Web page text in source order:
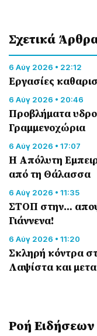
Σχετικά
6 Αύγ 2026 • 22:12
Εργασίες
6 Αύγ 2026 • 20:46
Προβλήματα
Γραμμενοχώρια
6 Αύγ 2026 • 17:07
Η Απόλυτη
από τη Θάλασσα
6 Αύγ 2026 • 11:35
ΣΤΟΠ στην…
Γιάννενα!
6 Αύγ 2026 • 11:20
Σκληρή κόντρα
Λαψίστα και
Ροή Eιδήσεων